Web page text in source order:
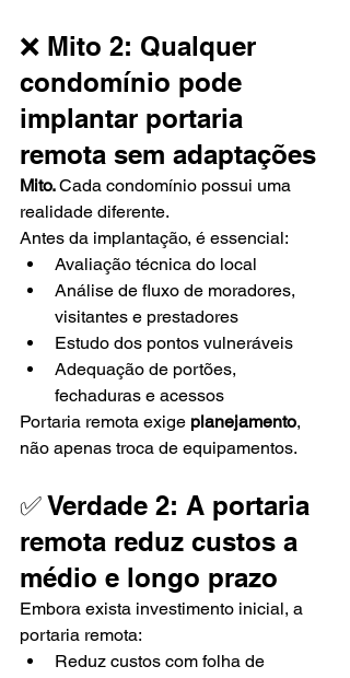
❌ Mito 2: Qualquer
condomínio pode
implantar portaria
remota sem adaptações
Mito. Cada condomínio possui uma
realidade diferente.
Antes da implantação, é essencial:
Avaliação técnica do local
Análise de fluxo de moradores,
visitantes e prestadores
Estudo dos pontos vulneráveis
Adequação de portões,
fechaduras e acessos
Portaria remota exige planejamento,
não apenas troca de equipamentos.
✅ Verdade 2: A portaria
remota reduz custos a
médio e longo prazo
Embora exista investimento inicial, a
portaria remota:
Reduz custos com folha de